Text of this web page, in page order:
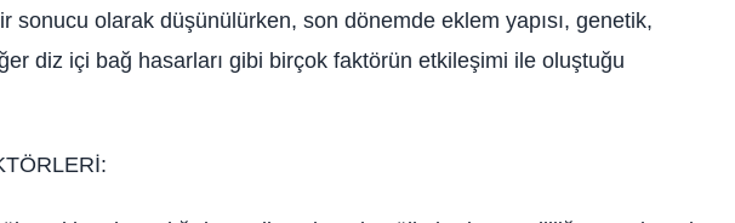
sonucu olarak düşünülürken, son dönemde eklem yapısı, genetik,
diz içi bağ hasarları gibi birçok faktörün etkileşimi ile oluştuğu